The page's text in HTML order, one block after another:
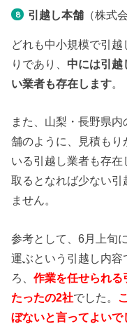
引越し本舗（株式
どれも中小規模で引
りであり、 中には引越
い業者も存在します。
また、山梨・長野県
舗のように、見積も
いる引越し業者も存
取るとなれば少ない引
ません。
参考として、6月上旬
運ぶという引越し内容
ろ、作業を任せられる
たったの2社でした。
ぼないと言ってよいで